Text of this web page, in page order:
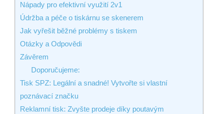
Nápady pro efektivní využití 2v1
Údržba a péče o tiskárnu se skenerem
Jak vyřešit běžné problémy s tiskem
Otázky a Odpovědi
Závěrem
Doporučujeme:
Tisk SPZ: Legální a snadné! Vytvořte si vlastní
poznávací značku
Reklamní tisk: Zvyšte prodeje díky poutavým